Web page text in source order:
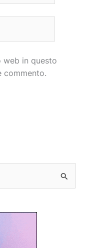
web in questo
commento.